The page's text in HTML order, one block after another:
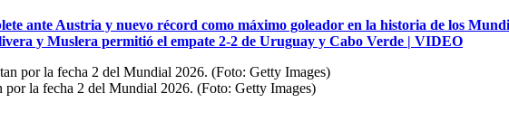
ante Austria y nuevo récord como máximo goleador en la historia de los
y Muslera permitió el empate 2-2 de Uruguay y Cabo Verde | VIDEO
por la fecha 2 del Mundial 2026. (Foto: Getty Images)